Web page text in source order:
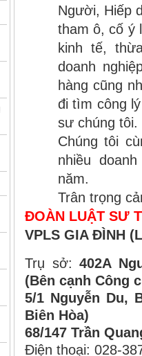
Người, Hiếp
tham ô, cố ý
kinh tế,
doanh
hàng cũng
đi tìm công
sư chúng tôi.
Chúng tôi
nhiều
năm.
Trân trọng
ĐOÀN LUẬT SƯ
VPLS GIA ĐÌNH
Trụ sở: 402A
(Bên cạnh Công
5/1 Nguyễn Du,
Biên Hòa)
68/147 Trần
Điện thoại: 028-